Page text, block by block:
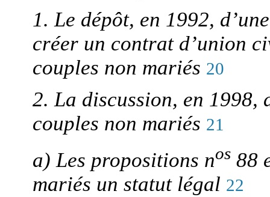
1. Le dépôt, en 1992,
créer un contrat d’union
couples non mariés 20
2. La discussion, en 1998,
couples non mariés 21
a) Les propositions nos 88
mariés un statut légal 22